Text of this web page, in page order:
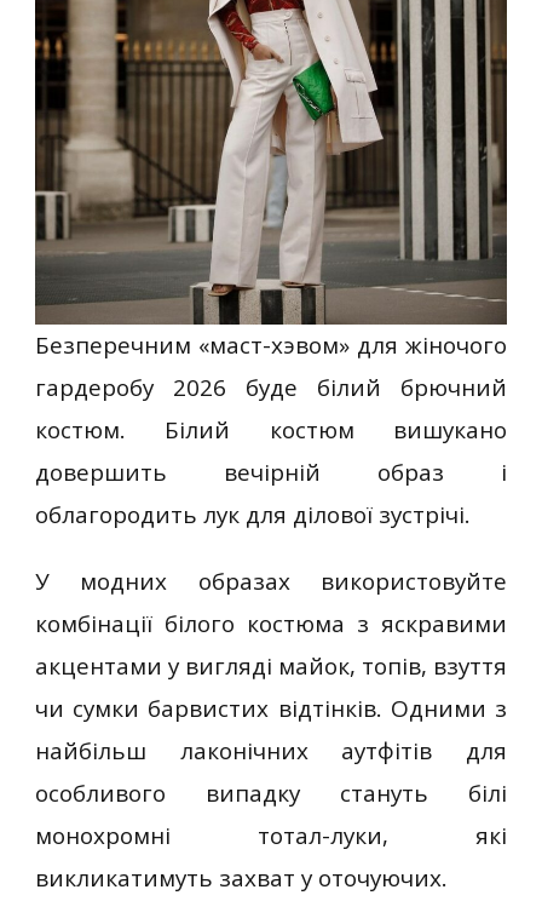
Безперечним «маст-хэвом» для жіночого
гардеробу 2026 буде білий брючний
костюм. Білий костюм вишукано
довершить вечірній образ і
облагородить лук для ділової зустрічі.
У модних образах використовуйте
комбінації білого костюма з яскравими
акцентами у вигляді майок, топів, взуття
чи сумки барвистих відтінків. Одними з
найбільш лаконічних аутфітів для
особливого випадку стануть білі
монохромні тотал-луки, які
викликатимуть захват у оточуючих.